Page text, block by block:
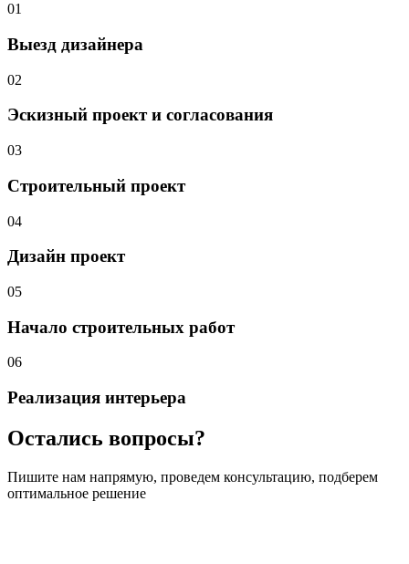
01
Выезд дизайнера
02
Эскизный проект и согласования
03
Строительный проект
04
Дизайн проект
05
Начало строительных работ
06
Реализация интерьера
Остались вопросы?
Пишите нам напрямую, проведем консультацию, подберем
оптимальное решение